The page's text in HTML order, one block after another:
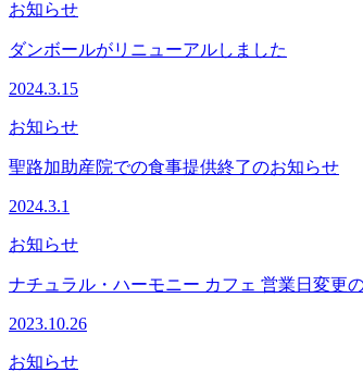
お知らせ
ダンボールがリニューアルしました
2024.3.15
お知らせ
聖路加助産院での食事提供終了のお知らせ
2024.3.1
お知らせ
ナチュラル・ハーモニー カフェ 営業日変更
2023.10.26
お知らせ